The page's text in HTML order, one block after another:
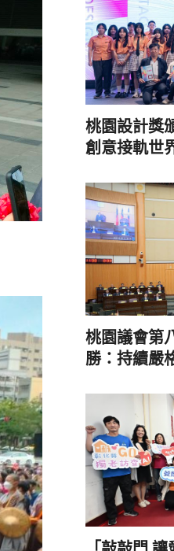
桃園設計獎
創意接軌世
桃園議會第
勝：持續嚴